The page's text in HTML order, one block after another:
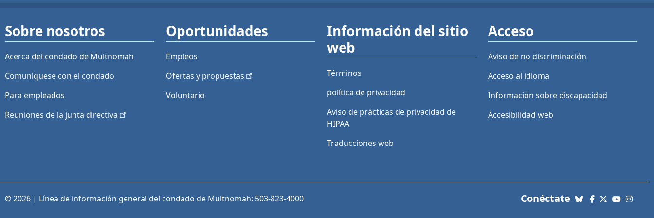
Sobre nosotros
Acerca del condado de Multnomah
Comuníquese con el condado
Para empleados
Reuniones de la junta directiva
Oportunidades
Empleos
Ofertas y propuestas
Voluntario
Información del sitio
web
Términos
política de privacidad
Aviso de prácticas de privacidad de
HIPAA
Traducciones web
Acceso
Aviso de no discriminación
Acceso al idioma
Información sobre discapacidad
Accesibilidad web
© 2026 | Línea de información general del condado de Multnomah: 503-823-4000 Conéctatecon nosotros.
Bluesky
Facebook
X (Twitter)
YouTube